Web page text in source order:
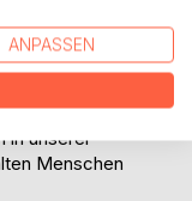
Erfahrungen
und
in unserer
Menschen
ANPASSEN